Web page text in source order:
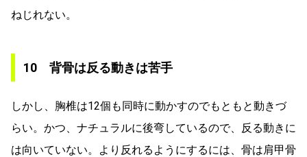
ねじれない。
10 背骨は反る動きは苦手
しかし、胸椎は12個も同時に動かすのでもともと動きづ
らい。かつ、ナチュラルに後弯しているので、反る動きに
は向いていない。より反れるようにするには、骨は肩甲骨